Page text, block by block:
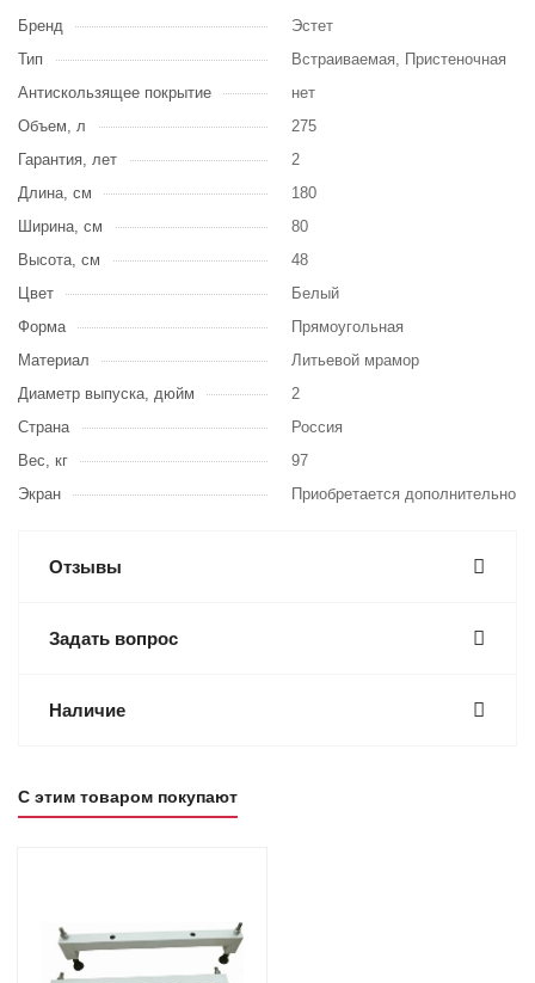
Бренд
Эстет
Тип
Встраиваемая, Пристеночная
Антискользящее покрытие
нет
Объем, л
275
Гарантия, лет
2
Длина, см
180
Ширина, см
80
Высота, см
48
Цвет
Белый
Форма
Прямоугольная
Материал
Литьевой мрамор
Диаметр выпуска, дюйм
2
Страна
Россия
Вес, кг
97
Экран
Приобретается дополнительно
Отзывы
Задать вопрос
Наличие
С этим товаром покупают